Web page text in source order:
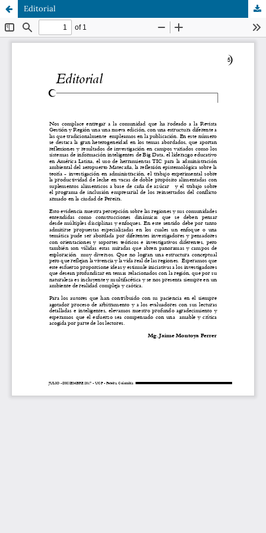
Editorial